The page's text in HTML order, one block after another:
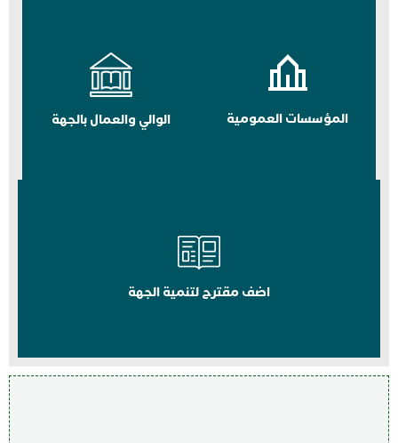
المؤسسات العمومية الوالي والعمال بالجهة
اضف مقترح لتنمية الجهة